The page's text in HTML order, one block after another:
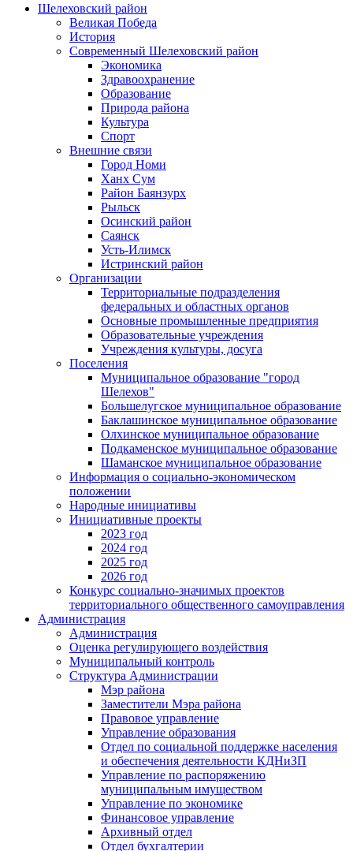
Шелеховский район
Великая Победа
История
Современный Шелеховский район
Экономика
Здравоохранение
Образование
Природа района
Культура
Спорт
Внешние связи
Город Номи
Ханх Сум
Район Баянзурх
Рыльск
Осинский район
Саянск
Усть-Илимск
Истринский район
Организации
Территориальные подразделения
федеральных и областных органов
Основные промышленные предприятия
Образовательные учреждения
Учреждения культуры, досуга
Поселения
Муниципальное образование "город
Шелехов"
Большелугское муниципальное образование
Баклашинское муниципальное образование
Олхинское муниципальное образование
Подкаменское муниципальное образование
Шаманское муниципальное образование
Информация о социально-экономическом
положении
Народные инициативы
Инициативные проекты
2023 год
2024 год
2025 год
2026 год
Конкурс социально-значимых проектов
территориального общественного самоуправления
Администрация
Администрация
Оценка регулирующего воздействия
Муниципальный контроль
Структура Администрации
Мэр района
Заместители Мэра района
Правовое управление
Управление образования
Отдел по социальной поддержке населения
и обеспечения деятельности КДНиЗП
Управление по распоряжению
муниципальным имуществом
Управление по экономике
Финансовое управление
Архивный отдел
Отдел бухгалтерии